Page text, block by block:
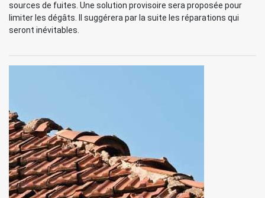
sources de fuites. Une solution provisoire sera proposée pour
limiter les dégâts. Il suggérera par la suite les réparations qui
seront inévitables.